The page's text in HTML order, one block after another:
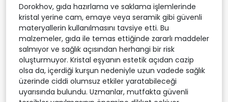
Dorokhov, gıda hazırlama ve saklama işlemlerinde
kristal yerine cam, emaye veya seramik gibi güvenli
materyallerin kullanılmasını tavsiye etti. Bu
malzemeler, gıda ile temas ettiğinde zararlı maddeler
salmıyor ve sağlık açısından herhangi bir risk
oluşturmuyor. Kristal eşyanın estetik açıdan cazip
olsa da, içerdiği kurşun nedeniyle uzun vadede sağlık
üzerinde ciddi olumsuz etkiler yaratabileceği
uyarısında bulundu. Uzmanlar, mutfakta güvenli